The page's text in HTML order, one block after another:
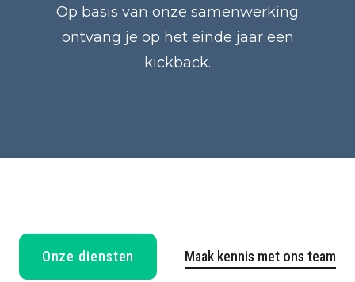
Op basis van onze samenwerking
ontvang je op het einde jaar een
kickback.
Onze diensten Maak kennis met ons team